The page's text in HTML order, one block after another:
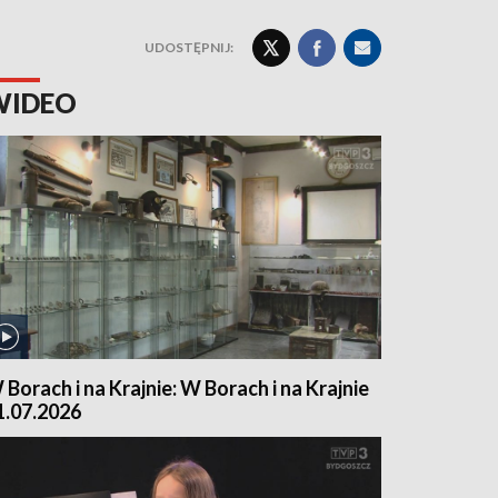
UDOSTĘPNIJ:
Borach i na Krajnie: W Borach i na Krajnie